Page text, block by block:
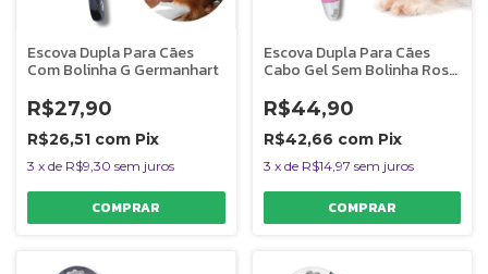
Escova Dupla Para Cães
Com Bolinha G Germanhart
R$27,90
R$26,51 com Pix
3 x de R$9,30 sem juros
Escova Dupla Para Cães
Cabo Gel Sem Bolinha Rosa
R$44,90
R$42,66 com Pix
3 x de R$14,97 sem juros